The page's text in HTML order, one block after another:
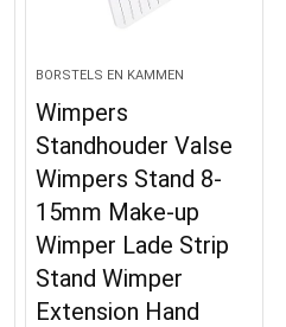
BORSTELS EN KAMMEN
Wimpers
Standhouder Valse
Wimpers Stand 8-
15mm Make-up
Wimper Lade Strip
Stand Wimper
Extension Hand